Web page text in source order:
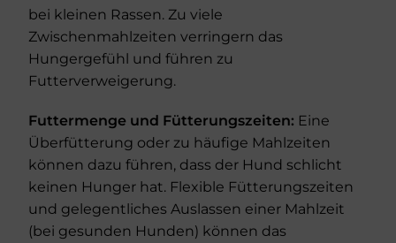
bei kleinen Rassen. Zu viele
Zwischenmahlzeiten verringern das
Hungergefühl und führen zu
Futterverweigerung.
Futtermenge und Fütterungszeiten: Eine
Überfütterung oder zu häufige Mahlzeiten
können dazu führen, dass der Hund schlicht
keinen Hunger hat. Flexible Fütterungszeiten
und gelegentliches Auslassen einer Mahlzeit
(bei gesunden Hunden) können das